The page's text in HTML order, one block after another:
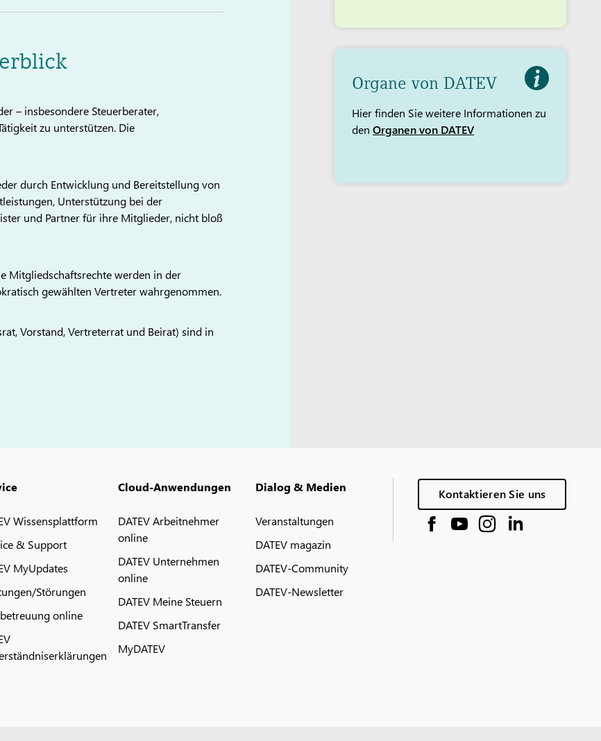
– insbesondere Steuerberater,
zu unterstützen. Die
durch Entwicklung und Bereitstellung von
Unterstützung bei der
und Partner für ihre Mitglieder, nicht bloß
Mitgliedschaftsrechte werden in der
gewählten Vertreter wahrgenommen.
Vorstand, Vertreterrat und Beirat) sind in
Organe von DATEV
Hier finden Sie weitere Informationen zu
den Organen von DATEV
Wissensplattform
& Support
MyUpdates
Störungen
online
Cloud-Anwendungen
DATEV Arbeitnehmer
online
DATEV Unternehmen
online
DATEV Meine Steuern
DATEV SmartTransfer
MyDATEV
Dialog & Medien
Veranstaltungen
DATEV magazin
DATEV-Community
DATEV-Newsletter
Kontaktieren Sie uns